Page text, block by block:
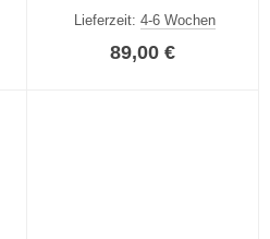
Lieferzeit:4-6 Wochen
89,00 €